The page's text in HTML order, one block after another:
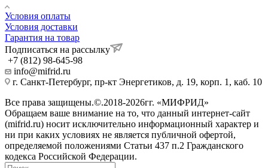
Условия оплаты
Условия доставки
Гарантия на товар
Подписаться на рассылку
+7 (812) 98-645-98
info@mifrid.ru
г. Санкт-Петербург, пр-кт Энергетиков, д. 19, корп. 1, каб. 10
Все права защищены.©.2018-2026гг. «МИФРИД»
Обращаем ваше внимание на то, что данный интернет-сайт
(mifrid.ru) носит исключительно информационный характер и
ни при каких условиях не является публичной офертой,
определяемой положениями Статьи 437 п.2 Гражданского
кодекса Российской Федерации.